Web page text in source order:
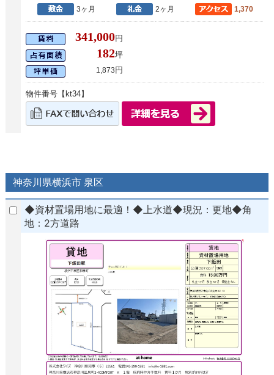
3ヶ月 2ヶ月 1,370
341,000円
182坪
1,873円
物件番号【kt34】
神奈川県横浜市 泉区
◆資材置場用地に最適！◆上水道◆現況：更地◆角
地：2方道路